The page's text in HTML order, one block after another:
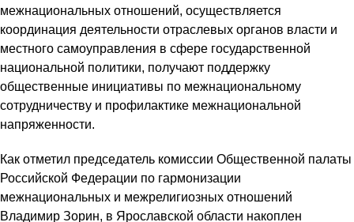
межнациональных отношений, осуществляется
координация деятельности отраслевых органов власти и
местного самоуправления в сфере государственной
национальной политики, получают поддержку
общественные инициативы по межнациональному
сотрудничеству и профилактике межнациональной
напряженности.
Как отметил председатель комиссии Общественной палаты
Российской Федерации по гармонизации
межнациональных и межрелигиозных отношений
Владимир Зорин, в Ярославской области накоплен